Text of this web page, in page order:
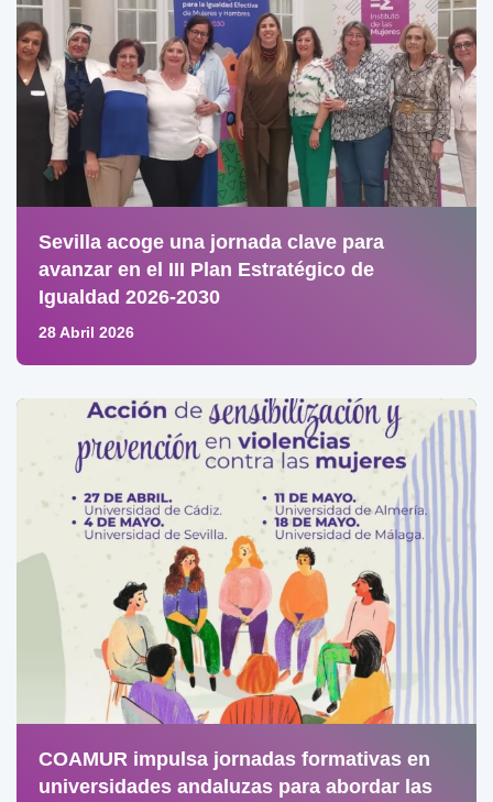
Sevilla acoge una jornada clave para
avanzar en el III Plan Estratégico de
Igualdad 2026-2030
28 Abril 2026
COAMUR impulsa jornadas formativas en
universidades andaluzas para abordar las